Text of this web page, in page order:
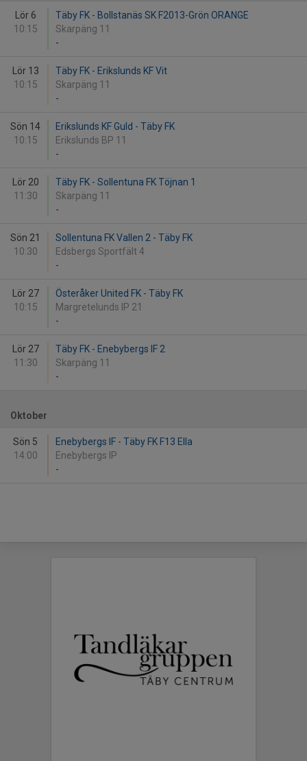
Lör 6
10:15
Täby FK - Bollstanäs SK F2013-Grön ORANGE
Skarpäng 11
-
Lör 13
10:15
Täby FK - Erikslunds KF Vit
Skarpäng 11
-
Sön 14
10:15
Erikslunds KF Guld - Täby FK
Erikslunds BP 11
-
Lör 20
11:30
Täby FK - Sollentuna FK Töjnan 1
Skarpäng 11
-
Sön 21
10:30
Sollentuna FK Vallen 2 - Täby FK
Edsbergs Sportfält 4
-
Lör 27
10:15
Österåker United FK - Täby FK
Margretelunds IP 21
-
Lör 27
11:30
Täby FK - Enebybergs IF 2
Skarpäng 11
-
Oktober
Sön 5
14:00
Enebybergs IF - Täby FK F13 Ella
Enebybergs IP
-